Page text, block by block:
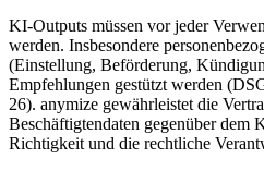
KI-Outputs müssen vor jeder
werden. Insbesondere
(Einstellung, Beförderung,
Empfehlungen gestützt werden
26). anymize gewährleistet die
Beschäftigtendaten gegenüber dem
Richtigkeit und die rechtliche